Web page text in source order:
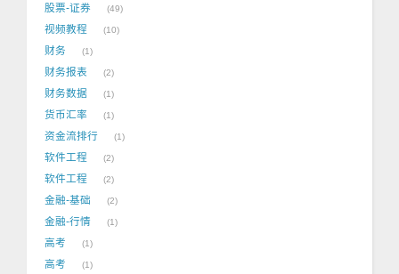
股票-证券 49
视频教程 10
财务 1
财务报表 2
财务数据 1
货币汇率 1
资金流排行 1
软件工程 2
软件工程 2
金融-基础 2
金融-行情 1
高考 1
高考 1